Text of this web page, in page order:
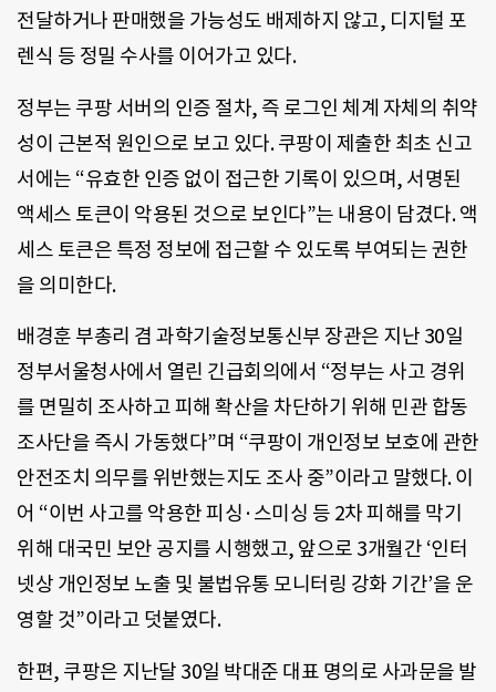
전달하거나 판매했을 가능성도 배제하지 않고, 디지털 포
렌식 등 정밀 수사를 이어가고 있다.
정부는 쿠팡 서버의 인증 절차, 즉 로그인 체계 자체의 취약
성이 근본적 원인으로 보고 있다. 쿠팡이 제출한 최초 신고
서에는 “유효한 인증 없이 접근한 기록이 있으며, 서명된
액세스 토큰이 악용된 것으로 보인다”는 내용이 담겼다. 액
세스 토큰은 특정 정보에 접근할 수 있도록 부여되는 권한
을 의미한다.
배경훈 부총리 겸 과학기술정보통신부 장관은 지난 30일
정부서울청사에서 열린 긴급회의에서 “정부는 사고 경위
를 면밀히 조사하고 피해 확산을 차단하기 위해 민관 합동
조사단을 즉시 가동했다”며 “쿠팡이 개인정보 보호에 관한
안전조치 의무를 위반했는지도 조사 중”이라고 말했다. 이
어 “이번 사고를 악용한 피싱·스미싱 등 2차 피해를 막기
위해 대국민 보안 공지를 시행했고, 앞으로 3개월간 ‘인터
넷상 개인정보 노출 및 불법유통 모니터링 강화 기간’을 운
영할 것”이라고 덧붙였다.
한편, 쿠팡은 지난달 30일 박대준 대표 명의로 사과문을 발